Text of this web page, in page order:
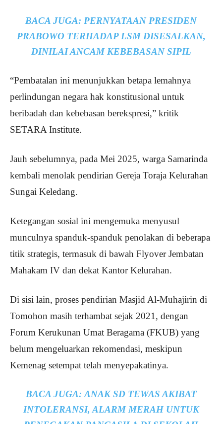
BACA JUGA: PERNYATAAN PRESIDEN
PRABOWO TERHADAP LSM DISESALKAN,
DINILAI ANCAM KEBEBASAN SIPIL
“Pembatalan ini menunjukkan betapa lemahnya
perlindungan negara hak konstitusional untuk
beribadah dan kebebasan berekspresi,” kritik
SETARA Institute.
Jauh sebelumnya, pada Mei 2025, warga Samarinda
kembali menolak pendirian Gereja Toraja Kelurahan
Sungai Keledang.
Ketegangan sosial ini mengemuka menyusul
munculnya spanduk-spanduk penolakan di beberapa
titik strategis, termasuk di bawah Flyover Jembatan
Mahakam IV dan dekat Kantor Kelurahan.
Di sisi lain, proses pendirian Masjid Al-Muhajirin di
Tomohon masih terhambat sejak 2021, dengan
Forum Kerukunan Umat Beragama (FKUB) yang
belum mengeluarkan rekomendasi, meskipun
Kemenag setempat telah menyepakatinya.
BACA JUGA:ANAK SD TEWAS AKIBAT
INTOLERANSI, ALARM MERAH UNTUK